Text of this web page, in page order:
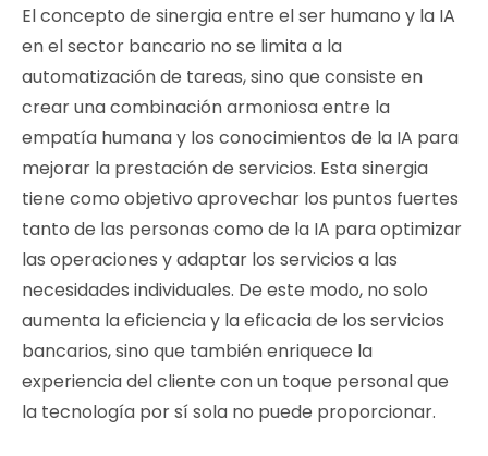
El concepto de sinergia entre el ser humano y la IA
en el sector bancario no se limita a la
automatización de tareas, sino que consiste en
crear una combinación armoniosa entre la
empatía humana y los conocimientos de la IA para
mejorar la prestación de servicios. Esta sinergia
tiene como objetivo aprovechar los puntos fuertes
tanto de las personas como de la IA para optimizar
las operaciones y adaptar los servicios a las
necesidades individuales. De este modo, no solo
aumenta la eficiencia y la eficacia de los servicios
bancarios, sino que también enriquece la
experiencia del cliente con un toque personal que
la tecnología por sí sola no puede proporcionar.